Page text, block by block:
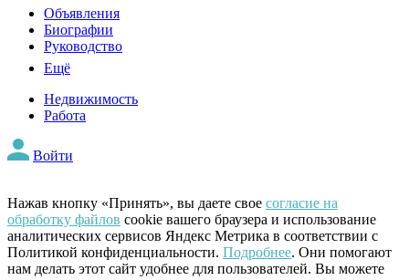
Объявления
Биографии
Руководство
Ещё
Недвижимость
Работа
Войти
Нажав кнопку «Принять», вы даете свое согласие на
обработку файлов cookie вашего браузера и использование
аналитических сервисов Яндекс Метрика в соответствии с
Политикой конфиденциальности. Подробнее. Они помогают
нам делать этот сайт удобнее для пользователей. Вы можете